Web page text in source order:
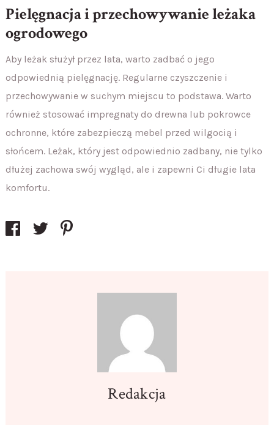
Pielęgnacja i przechowywanie leżaka
ogrodowego
Aby leżak służył przez lata, warto zadbać o jego
odpowiednią pielęgnację. Regularne czyszczenie i
przechowywanie w suchym miejscu to podstawa. Warto
również stosować impregnaty do drewna lub pokrowce
ochronne, które zabezpieczą mebel przed wilgocią i
słońcem. Leżak, który jest odpowiednio zadbany, nie tylko
dłużej zachowa swój wygląd, ale i zapewni Ci długie lata
komfortu.
Redakcja